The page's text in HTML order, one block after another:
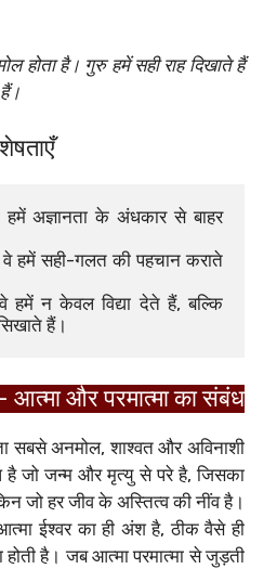
होता है। गुरु हमें सही राह दिखाते हैं
अज्ञानता के अंधकार से बाहर
हमें सही-गलत की पहचान कराते
हमें न केवल विद्या देते हैं, बल्कि
हैं।
आत्मा और परमात्मा का संबंध
सबसे अनमोल, शाश्वत और अविनाशी
है जो जन्म और मृत्यु से परे है, जिसका
जो हर जीव के अस्तित्व की नींव है।
ईश्वर का ही अंश है, ठीक वैसे ही
है। जब आत्मा परमात्मा से जुड़ती